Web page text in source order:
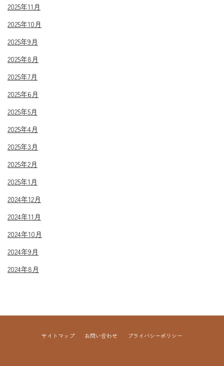
2025年11月
2025年10月
2025年9月
2025年8月
2025年7月
2025年6月
2025年5月
2025年4月
2025年3月
2025年2月
2025年1月
2024年12月
2024年11月
2024年10月
2024年9月
2024年8月
サイトマップ お問い合わせ プライバシーポリシー